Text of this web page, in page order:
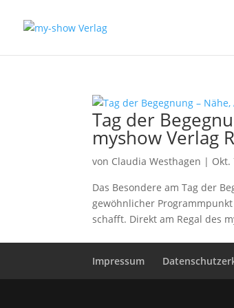
Tag der
myshow Verlag
von Claudia Westhagen | Okt.
Das Besondere am Tag der
gewöhnlicher
schafft. Direkt am Regal des
Impressum